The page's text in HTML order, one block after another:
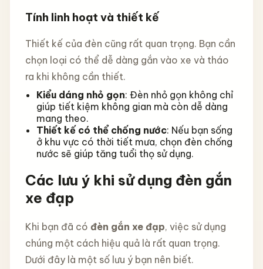
Tính linh hoạt và thiết kế
Thiết kế của đèn cũng rất quan trọng. Bạn cần
chọn loại có thể dễ dàng gắn vào xe và tháo
ra khi không cần thiết.
Kiểu dáng nhỏ gọn: Đèn nhỏ gọn không chỉ
giúp tiết kiệm không gian mà còn dễ dàng
mang theo.
Thiết kế có thể chống nước: Nếu bạn sống
ở khu vực có thời tiết mưa, chọn đèn chống
nước sẽ giúp tăng tuổi thọ sử dụng.
Các lưu ý khi sử dụng đèn gắn
xe đạp
Khi bạn đã có đèn gắn xe đạp, việc sử dụng
chúng một cách hiệu quả là rất quan trọng.
Dưới đây là một số lưu ý bạn nên biết.